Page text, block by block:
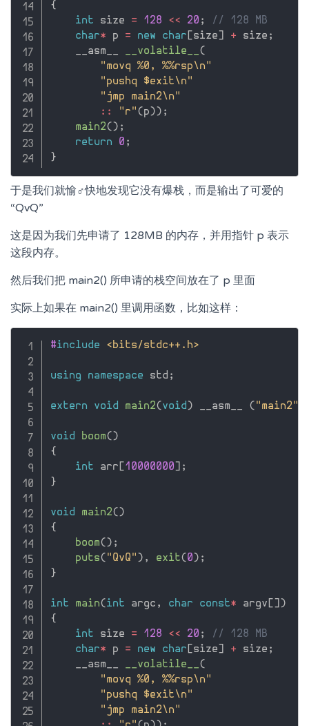
{
int size = 128 << 20 ;
// 128 MB
char* p = new char [size] + size ;
    __asm__
__volatile__(
"movq %0, %%rsp\n"
"pushq $exit\n"
"jmp main2\n"
::
"r" (p)) ;
main2() ;
return
0 ;
}
于是我们就愉♂快地发现它没有爆栈，而是输出了可爱的
“QvQ”
这是因为我们先申请了 128MB 的内存，并用指针 p 表示
这段内存。
然后我们把 main2() 所申请的栈空间放在了 p 里面
实际上如果在 main2() 里调用函数，比如这样：
#include <bits/stdc++.h>
using namespace std ;
extern void main2( void ) __asm__ ( "main2"
void boom( )
{
int arr 10000000
;
}
void main2( )
{
boom( ) ;
puts( "QvQ" ) , exit( 0 ) ;
}
int main( int argc , char const* argv
)
{
int size = 128 << 20 ;
// 128 MB
char* p = new char size + size ;
    __asm__
__volatile__ (
"movq %0, %%rsp\n"
"pushq $exit\n"
"jmp main2\n"